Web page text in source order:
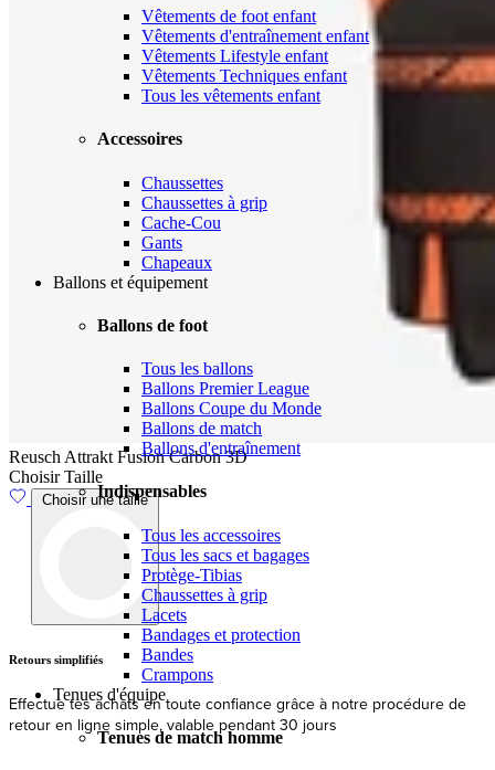
Vêtements de foot enfant
Vêtements d'entraînement enfant
Vêtements Lifestyle enfant
Vêtements Techniques enfant
Tous les vêtements enfant
Accessoires
Chaussettes
Chaussettes à grip
Cache-Cou
Gants
Chapeaux
Ballons et équipement
Ballons de foot
Tous les ballons
Ballons Premier League
Ballons Coupe du Monde
Ballons de match
Ballons d'entraînement
Indispensables
Tous les accessoires
Tous les sacs et bagages
Protège-Tibias
Chaussettes à grip
Lacets
Bandages et protection
Bandes
Crampons
Tenues d'équipe
Tenues de match homme
Reusch Attrakt Fusion Carbon 3D
Choisir Taille
Choisir une taille
Retours simplifiés
Effectue tes achats en toute confiance grâce à notre procédure de
retour en ligne simple, valable pendant 30 jours